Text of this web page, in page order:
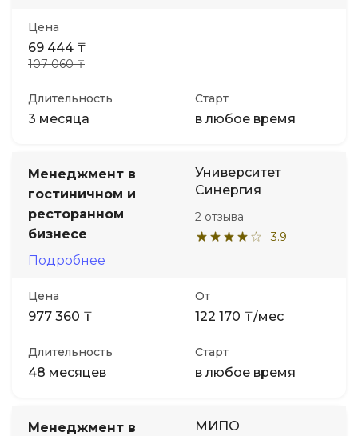
Цена
69 444 ₸
107 060 ₸
Длительность
3 месяца
Старт
в любое время
Менеджмент в
гостиничном и
ресторанном
бизнесе
Подробнее
Университет
Синергия
3.9
2 отзыва
Цена
977 360 ₸
От
122 170 ₸/мес
Длительность
48 месяцев
Старт
в любое время
Менеджмент в
МИПО